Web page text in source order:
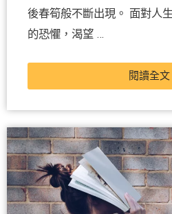
後春筍般不斷出現。 面對人
的恐懼，渴望 …
閱讀全